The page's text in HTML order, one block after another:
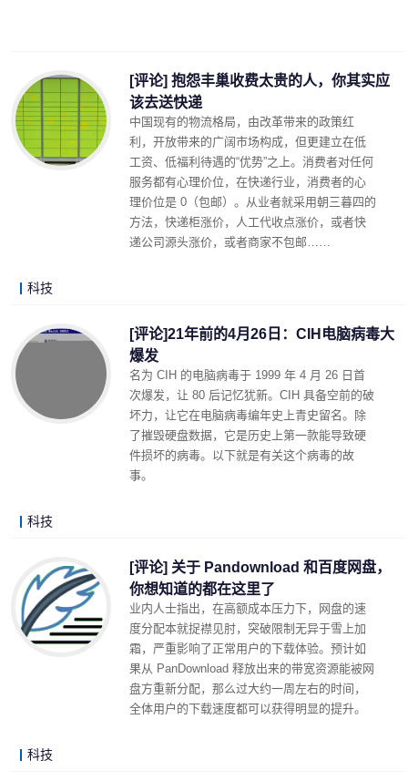
[评论] 抱怨丰巢收费太贵的人，你其实应
该去送快递
中国现有的物流格局，由改革带来的政策红
利，开放带来的广阔市场构成，但更建立在低
工资、低福利待遇的“优势”之上。消费者对任何
服务都有心理价位，在快递行业，消费者的心
理价位是 0（包邮）。从业者就采用朝三暮四的
方法，快递柜涨价，人工代收点涨价，或者快
递公司源头涨价，或者商家不包邮……
科技
[评论]21年前的4月26日：CIH电脑病毒大
爆发
名为 CIH 的电脑病毒于 1999 年 4 月 26 日首
次爆发，让 80 后记忆犹新。CIH 具备空前的破
坏力，让它在电脑病毒编年史上青史留名。除
了摧毁硬盘数据，它是历史上第一款能导致硬
件损坏的病毒。以下就是有关这个病毒的故
事。
科技
[评论] 关于 Pandownload 和百度网盘，
你想知道的都在这里了
业内人士指出，在高额成本压力下，网盘的速
度分配本就捉襟见肘，突破限制无异于雪上加
霜，严重影响了正常用户的下载体验。预计如
果从 PanDownload 释放出来的带宽资源能被网
盘方重新分配，那么过大约一周左右的时间，
全体用户的下载速度都可以获得明显的提升。
科技